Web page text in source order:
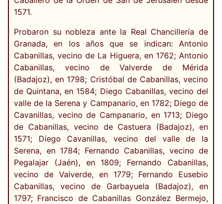
1571.
Probaron su nobleza ante la Real Chancillería de
Granada, en los años que se indican: Antonio
Cabanillas, vecino de La Higuera, en 1762; Antonio
Cabanillas, vecino de Valverde de Mérida
(Badajoz), en 1798; Cristóbal de Cabanillas, vecino
de Quintana, en 1584; Diego Cabanillas, vecino del
valle de la Serena y Campanario, en 1782; Diego de
Cavanillas, vecino de Campanario, en 1713; Diego
de Cabanillas, vecino de Castuera (Badajoz), en
1571; Diego Cavanillas, vecino del valle de la
Serena, en 1784; Fernando Cabanillas, vecino de
Pegalajar (Jaén), en 1809; Fernando Cabanillas,
vecino de Valverde, en 1779; Fernando Eusebio
Cabanillas, vecino de Garbayuela (Badajoz), en
1797; Francisco de Cabanillas González Bermejo,